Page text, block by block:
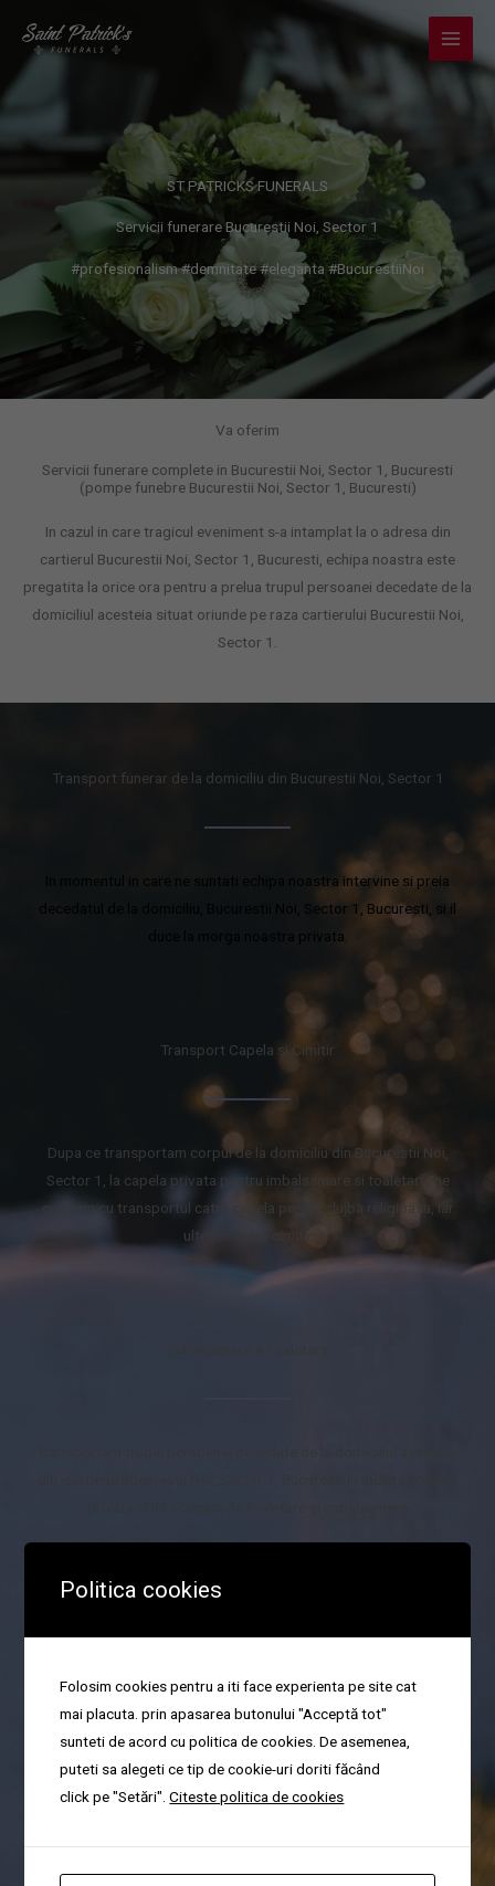
content
ST PATRICKS FUNERALS
Servicii funerare Bucurestii Noi, Sector 1
#profesionalism #demnitate #eleganta #BucurestiiNoi
Va oferim
Servicii funerare complete in Bucurestii Noi, Sector 1, Bucuresti
(pompe funebre Bucurestii Noi, Sector 1, Bucuresti)
In cazul in care tragicul eveniment s-a intamplat la o adresa din
cartierul Bucurestii Noi, Sector 1, Bucuresti, echipa noastra este
pregatita la orice ora pentru a prelua trupul persoanei decedate de la
domiciliul acesteia situat oriunde pe raza cartierului Bucurestii Noi,
Sector 1.
Transport funerar de la domiciliu din Bucurestii Noi, Sector 1
In momentul in care ne suntati echipa noastra intervine si preia
decedatul de la domiciliu, Bucurestii Noi, Sector 1, Bucuresti, si il
duce la morga noastra privata.
Transport Capela si Cimitir
Dupa ce transportam corpul de la domiciliu din Bucurestii Noi,
Sector 1, la capela privata pentru imbalsamare si toaletare, ne
ocupam cu transportul catre capela pentru slujba religioasa, iar
ulterior catre cimitir
Va ajutam cu organizarea pomenilor sau a parastaselor in cel mai
scurt timp.
Poti suna acum pentru servicii funerare non-stop la domiciliu in
Politica cookies
Folosim cookies pentru a iti face experienta pe site cat
mai placuta. prin apasarea butonului "Acceptă tot"
sunteti de acord cu politica de cookies. De asemenea,
puteti sa alegeti ce tip de cookie-uri doriti făcând
click pe "Setări".Citeste politica de cookies